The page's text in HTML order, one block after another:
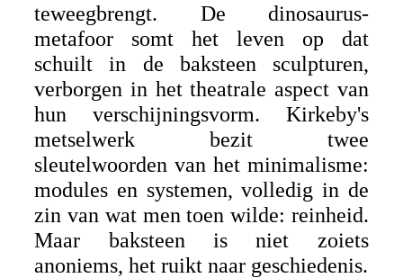
teweegbrengt. De dinosaurus-
metafoor somt het leven op dat
schuilt in de baksteen sculpturen,
verborgen in het theatrale aspect van
hun verschijningsvorm. Kirkeby's
metselwerk bezit twee
sleutelwoorden van het minimalisme:
modules en systemen, volledig in de
zin van wat men toen wilde: reinheid.
Maar baksteen is niet zoiets
anoniems, het ruikt naar geschiedenis.